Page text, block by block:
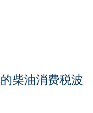
柴油消费税波